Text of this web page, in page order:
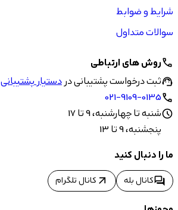
شرایط و ضوابط
سوالات متداول
callروش های ارتباطی
support_agentثبت درخواست پشتیبانی دردستیار پشتیبانی
call
021-9109-0135
scheduleشنبه تا چهارشنبه، 9 تا 17
پنجشنبه، 9 تا 13
ما را دنبال کنید
forumکانال بله arrow_outward کانال تلگرام